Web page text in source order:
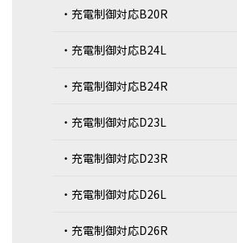
・充電制御対応B20R
・充電制御対応B24L
・充電制御対応B24R
・充電制御対応D23L
・充電制御対応D23R
・充電制御対応D26L
・充電制御対応D26R